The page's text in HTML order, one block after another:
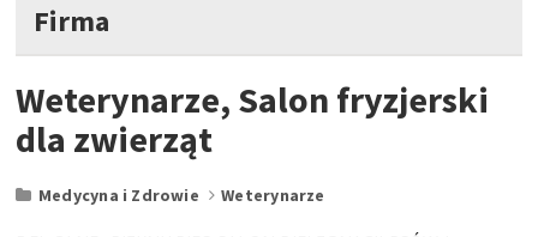
Firma
Weterynarze, Salon fryzjerski
dla zwierząt
Medycyna i Zdrowie Weterynarze